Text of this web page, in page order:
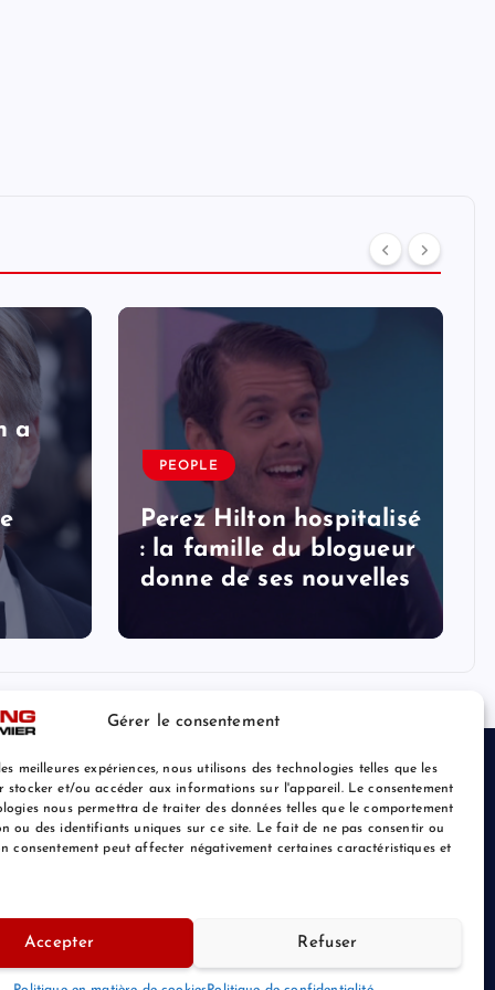
Gérer le consentement
meilleures expériences, nous utilisons des technologies telles que les
stocker et/ou accéder aux informations sur l'appareil. Le consentement
nous permettra de traiter des données telles que le comportement
ou des identifiants uniques sur ce site. Le fait de ne pas consentir ou
consentement peut affecter négativement certaines caractéristiques et
Accepter Refuser
a
PEOPLE
Perez Hilton hospitalisé
: la famille du blogueur
donne de ses nouvelles
Retour au Sommet